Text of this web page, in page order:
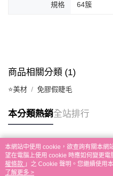
規格 64簇
商品相關分類 (1)
⭐美材 免膠假睫毛
本分類熱銷全站排行
熱門標籤
本網站中使用 cookie，欲查詢有關本網
望在電腦上使用 cookie 時應如何變更
權條款 」之 Cookie 聲明。您繼續使用
用條款之 Cookie 聲明使用 cookie。
了解更多 >